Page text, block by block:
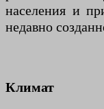
населения и
недавно
Климат